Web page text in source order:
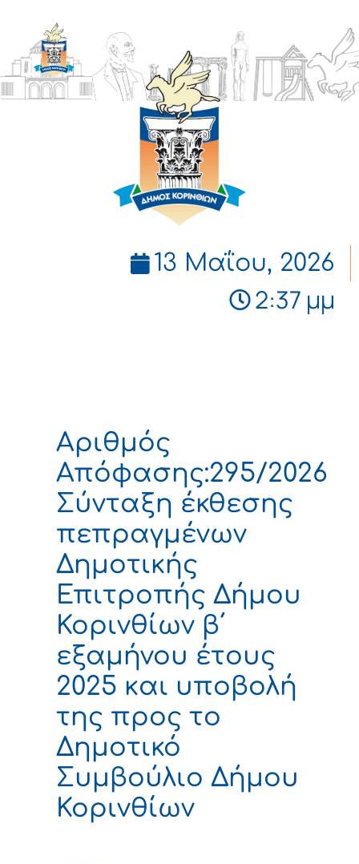
ΔΗΜΟΣ
ΚΟΡΙΝΘΙΩΝ
13 Μαΐου, 2026
2:37 μμ
Αριθμός
Απόφασης:295/2026
Σύνταξη έκθεσης
πεπραγμένων
Δημοτικής
Επιτροπής Δήμου
Κορινθίων β΄
εξαμήνου έτους
2025 και υποβολή
της προς το
Δημοτικό
Συμβούλιο Δήμου
Κορινθίων